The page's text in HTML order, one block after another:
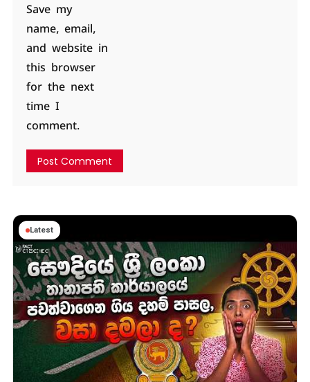
Save my
name, email,
and website in
this browser
for the next
time I
comment.
Latest